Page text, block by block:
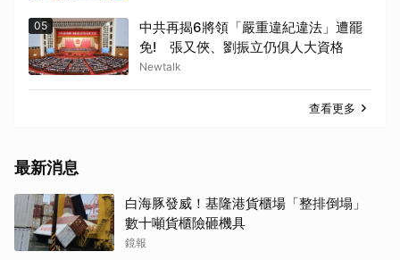
05
中共再揭6將領「嚴重違紀違法」遭罷
免! 張又俠、劉振立仍俱人大資格
Newtalk
查看更多
最新消息
白海豚發威！基隆港貨櫃場「整排倒塌」
數十噸貨櫃險砸機具
鏡報